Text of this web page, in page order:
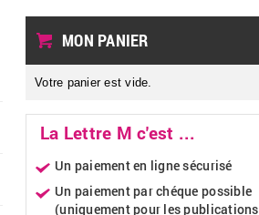
MON PANIER
Votre panier est vide.
La Lettre M c'est ...
Un paiement en ligne sécurisé
Un paiement par chéque possible
(uniquement pour les publications